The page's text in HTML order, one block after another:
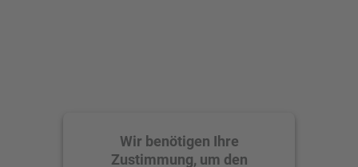
Wir benötigen Ihre
Zustimmung, um den